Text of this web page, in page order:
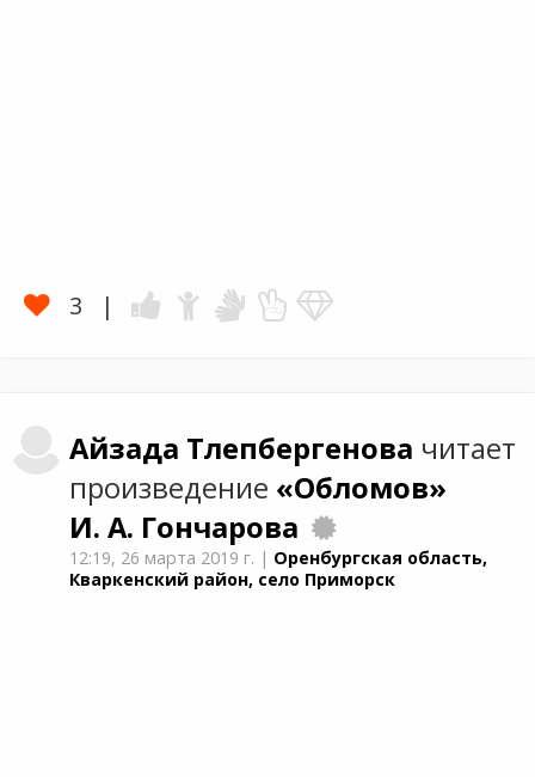
3
Айзада Тлепбергенова читает
произведение «Обломов»
И. А. Гончарова
12:19, 26 марта 2019 г. | Оренбургская область,
Кваркенский район, село Приморск